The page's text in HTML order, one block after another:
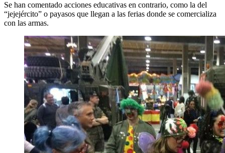
Se han comentado acciones educativas en contrario, como la del
“jejejército” o payasos que llegan a las ferias donde se comercializa
con las armas.